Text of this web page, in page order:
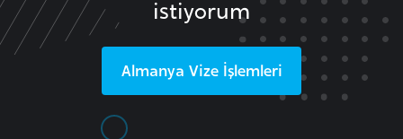
istiyorum
Almanya Vize İşlemleri
u